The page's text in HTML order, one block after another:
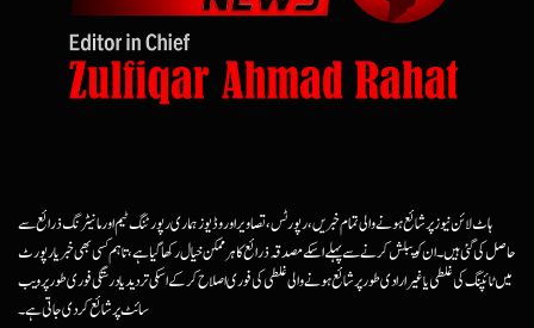
ہاٹ لائن نیوز پر شائع ہونے والی تمام خبریں، رپورٹس، تصاویر اور وڈیوز ہماری رپورٹنگ ٹیم اور مانیٹرنگ ذرائع سے
حاصل کی گئی ہیں۔ ان کو پبلش کرنے سے پہلے اسکے مصدقہ ذرائع کا ہرممکن خیال رکھا گیا ہے، تاہم کسی بھی خبر یا رپورٹ
میں ٹائپنگ کی غلطی یا غیرارادی طور پر شائع ہونے والی غلطی کی فوری اصلاح کرکے اسکی تردید یا درستگی فوری طور پر ویب
سائٹ پر شائع کردی جاتی ہے۔